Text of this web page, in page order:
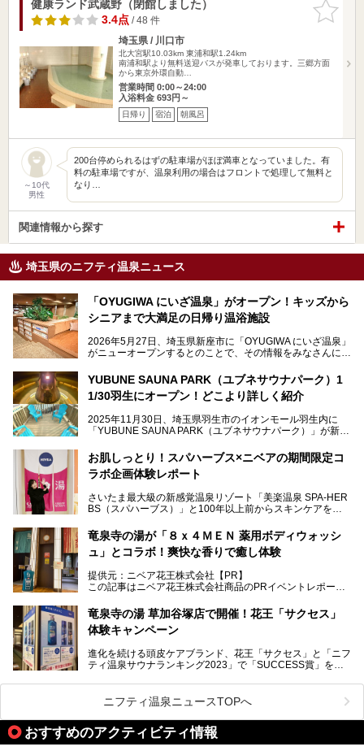
お気に入
りに追加
健康ランド武蔵野（閉館しました）
3.4点/ 48 件
埼玉県 / 川口市
北大宮駅10.03km 東浦和駅1.24km
南浦和駅より無料送迎バスが発車しております。三郷方面
から東京外環自動…
営業時間 0:00～24:00
入浴料金 693円～
日帰り 宿泊 朝風呂
～10代
男性
200台停められるはずの駐車場がほぼ満車となっていました。有
料の駐車場ですが、温泉利用の場合はフロントで処理して無料と
なり…
関連情報から探す
埼玉県のニフティ温泉ニュース
「OYUGIWA にいざ温泉」がオープン！キッズから
シニアまで大満足の日帰り温浴施設
2026年5月27日、埼玉県新座市に「OYUGIWA にいざ温泉」
がニューオープンするとのことで、その情報をみなさんにい
メインとなる黒湯の天然温泉や本格的なサウナをはじめ、4
種類のリラックスルームやお食事処、他施設とは一線を画す
てきました！
YUBUNE SAUNA PARK（ユブネサウナパーク）1
1/30羽生にオープン！どこより詳しく紹介
2025年11月30日、埼玉県羽生市のイオンモール羽生内に
「YUBUNE SAUNA PARK（ユブネサウナパーク）」が新規
今年の4月1日から楽久屋グループの一員となった「湯舞音
（ユブネ）」が新ブランド「YUBUNE SAUNA PARK」を立
湯舞音らしいサウナにこだわった遊び心満点の"銭湯×屋外サ
ウナ"施設で、男女別のお風呂のほか、水着やサウナ着で楽
ど、ユニークなポイントがいっぱい！
オープン前取材に行ってきましたので、早速どこより詳しく
紹介しちゃいます！
お肌しっとり！スパハーブス×ニベアの期間限定コ
ラボ企画体験レポート
さいたま最大級の新感覚温泉リゾート「美楽温泉 SPA-HER
BS（スパハーブス）」と100年以上前からスキンケアを考
読者モデルやインスタグラマーとして活躍している、美容＆
スパ大好きの畑瀬愛さんと取材してきました。
提供元：ニベア花王株式会社【PR】
この記事はニベア花王株式会社商品のPRイベントレポート
竜泉寺の湯が「８ｘ４ＭＥＮ 薬用ボディウォッシ
ュ」とコラボ！爽快な香りで癒し体験
提供元：ニベア花王株式会社【PR】
この記事はニベア花王株式会社商品のPRイベントレポート
ーーー
注目のボディウォッシュアイテム「８ｘ４ＭＥＮ 薬用ボデ
全国総合2位にランクインした人気温浴施設「竜泉寺の湯 草
加谷塚店」がコラボイベントを期間限定で開催中ということ
気になるその内容をチェックしてきました！
竜泉寺の湯 草加谷塚店で開催！花王「サクセス」
体験キャンペーン
進化を続ける頭皮ケアブランド、花王「サクセス」と「ニフ
ティ温泉サウナランキング2023」で「SUCCESS賞」を獲
ベントを開催。
早速訪問し、気になるその内容を取材してきました！
───
提供元：花王株式会社【PR】
ニフティ温泉ニュースTOPへ
おすすめのアクティビティ情報